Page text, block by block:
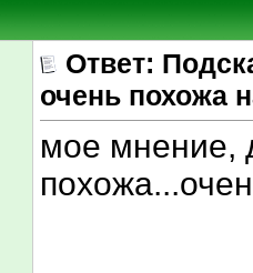
Ответ:
очень похожа
мое мнение,